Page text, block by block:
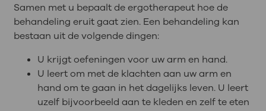
Samen met u bepaalt de ergotherapeut hoe de
behandeling eruit gaat zien. Een behandeling kan
bestaan uit de volgende dingen:
U krijgt oefeningen voor uw arm en hand.
U leert om met de klachten aan uw arm en
hand om te gaan in het dagelijks leven. U leert
uzelf bijvoorbeeld aan te kleden en zelf te eten